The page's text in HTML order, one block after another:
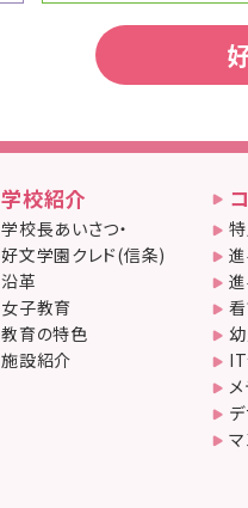
学校紹介
学校長あいさつ・
好文学園クレド(信条)
沿革
女子教育
教育の特色
施設紹介